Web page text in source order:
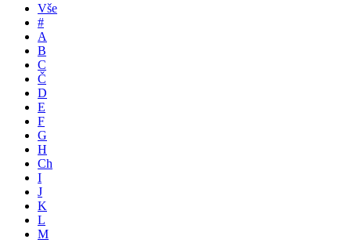
Vše
#
A
B
C
Č
D
E
F
G
H
Ch
I
J
K
L
M